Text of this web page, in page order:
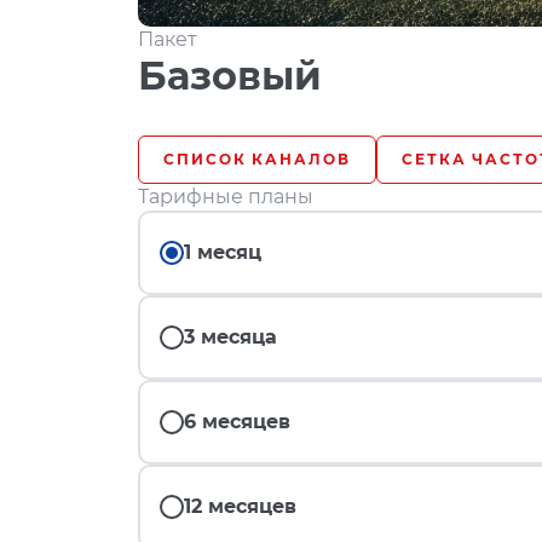
Пакет
Базовый
СПИСОК КАНАЛОВ СЕТКА
Тарифные планы
1 месяц
3 месяца
6 месяцев
12 месяцев